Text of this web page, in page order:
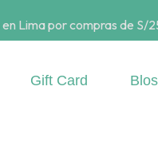
en Lima por compras de S/
Gift Card